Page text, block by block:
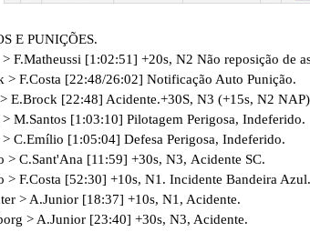
E PUNIÇÕES.
F.Matheussi [1:02:51] +20s, N2 Não reposição de
> F.Costa [22:48/26:02] Notificação Auto Punição.
> E.Brock [22:48] Acidente.+30S, N3 (+15s, N2
M.Santos [1:03:10] Pilotagem Perigosa, Indeferido.
C.Emílio [1:05:04] Defesa Perigosa, Indeferido.
> C.Sant'Ana [11:59] +30s, N3, Acidente SC.
> F.Costa [52:30] +10s, N1. Incidente Bandeira Azul.
> A.Junior [18:37] +10s, N1, Acidente.
> A.Junior [23:40] +30s, N3, Acidente.